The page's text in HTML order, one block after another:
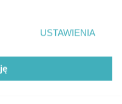
usług. Pozostając na niej,
informacji w polityce
strony
. Niektóre
wymagają zgody
się takiemu
zastosowania tylko
USTAWIENIA